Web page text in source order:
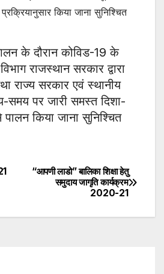
किया जाना सुनिश्चित
के दौरान कोविड-19 के
राजस्थान सरकार द्वारा
राज्य सरकार एवं स्थानीय
समय पर जारी समस्त दिशा-
पालन किया जाना सुनिश्चित
“आपणी लाडो” बालिका शिक्षा हेतु
समुदाय जागृति कार्यक्रम
2020-21